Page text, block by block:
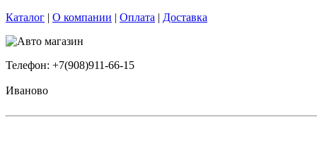
Каталог | О компании | Оплата | Доставка
Телефон: +7(908)911-66-15
Иваново